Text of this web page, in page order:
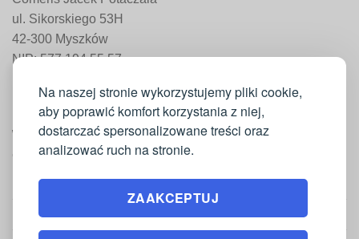
Na naszej stronie wykorzystujemy pliki cookie,
aby poprawić komfort korzystania z niej,
dostarczać spersonalizowane treści oraz
analizować ruch na stronie.
ZAAKCEPTUJ
ul. Sikorskiego 53H
42-300 Myszków
NIP: 577 194 55 57
WAŻNE INFORMACJE
Moje konto
Regulamin